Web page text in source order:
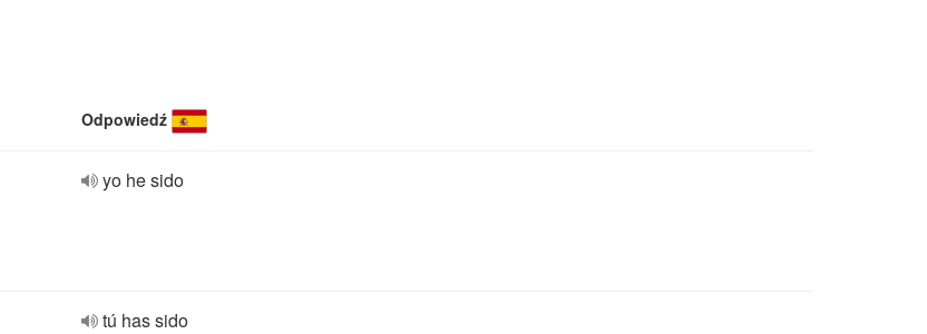
Odpowiedź
yo he sido
tú has sido